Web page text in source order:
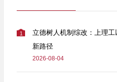
1
立德树人机制综改：上理工
新路径
2026-08-04